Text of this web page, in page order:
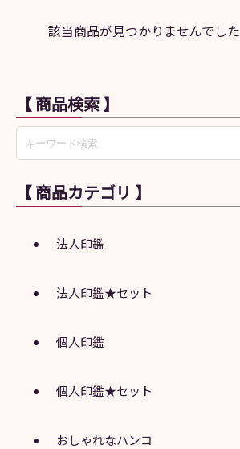
該当商品が見つかりませんでした
【 商品検索 】
【 商品カテゴリ 】
法人印鑑
法人印鑑★セット
個人印鑑
個人印鑑★セット
おしゃれなハンコ